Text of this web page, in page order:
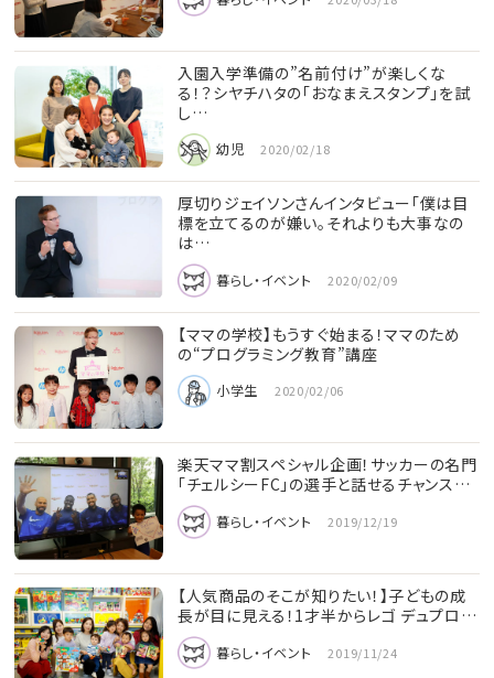
入園入学準備の”名前付け”が楽しくな
る！？シヤチハタの「おなまえスタンプ」を試
し…
幼児 2020/02/18
厚切りジェイソンさんインタビュー「僕は目
標を立てるのが嫌い。それよりも大事なの
は…
暮らし・イベント 2020/02/09
【ママの学校】もうすぐ始まる！ママのため
の“プログラミング教育”講座
小学生 2020/02/06
楽天ママ割スペシャル企画！サッカーの名門
「チェルシーFC」の選手と話せるチャンス…
暮らし・イベント 2019/12/19
【人気商品のそこが知りたい！】子どもの成
長が目に見える！1才半からレゴ デュプロ…
暮らし・イベント 2019/11/24